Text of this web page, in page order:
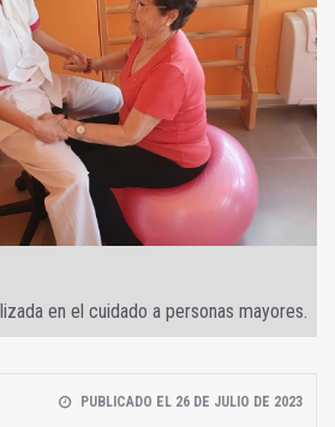
en el cuidado a personas mayores.
PUBLICADO EL 26 DE JULIO DE 2023